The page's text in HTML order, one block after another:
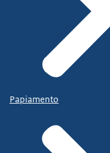
Papiamento